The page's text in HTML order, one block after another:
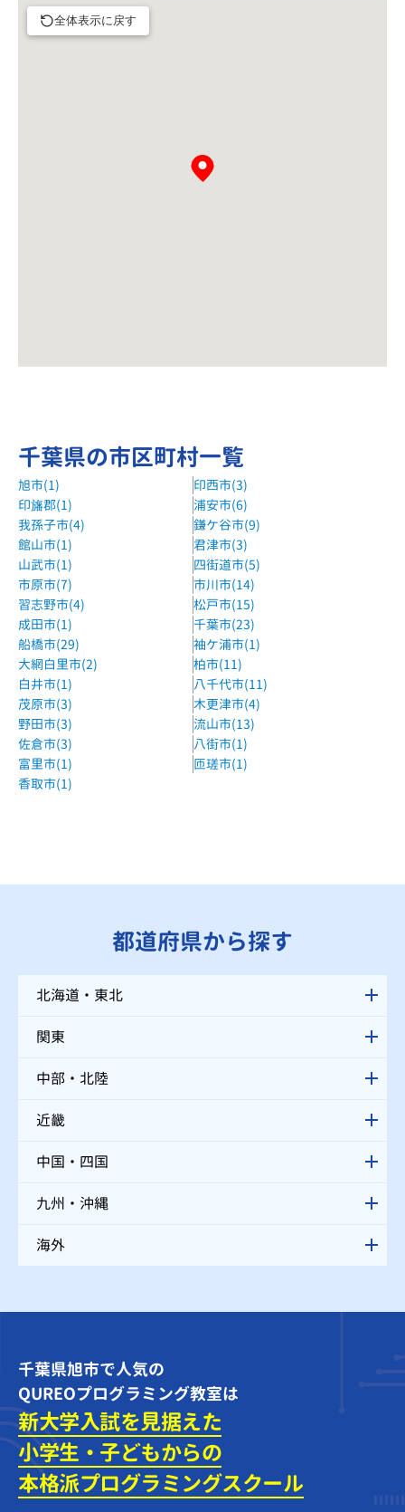
全体表示に戻す
千葉県の市区町村一覧
旭市(1)
印西市(3)
印旛郡(1)
浦安市(6)
我孫子市(4)
鎌ケ谷市(9)
館山市(1)
君津市(3)
山武市(1)
四街道市(5)
市原市(7)
市川市(14)
習志野市(4)
松戸市(15)
成田市(1)
千葉市(23)
船橋市(29)
袖ケ浦市(1)
大網白里市(2)
柏市(11)
白井市(1)
八千代市(11)
茂原市(3)
木更津市(4)
野田市(3)
流山市(13)
佐倉市(3)
八街市(1)
富里市(1)
匝瑳市(1)
香取市(1)
都道府県から探す
北海道・東北
関東
中部・北陸
近畿
中国・四国
九州・沖縄
海外
千葉県旭市で人気の
QUREOプログラミング教室は
新大学入試を見据えた
小学生・子どもからの
本格派プログラミングスクール